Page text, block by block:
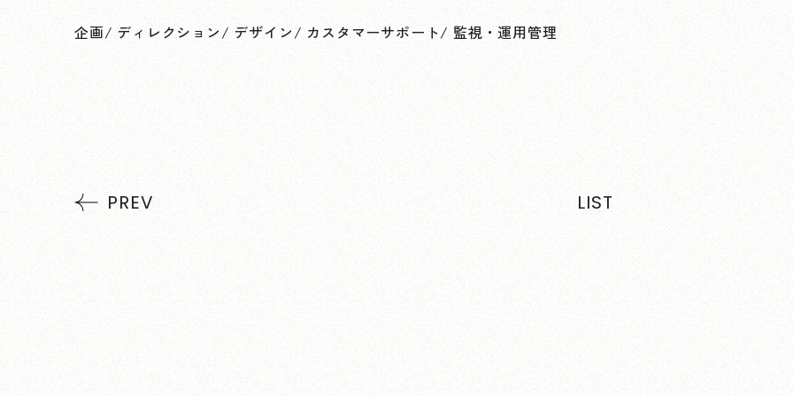
企画/ ディレクション/ デザイン/ カスタマーサポート/ 監視・運用管理
PREV LIST